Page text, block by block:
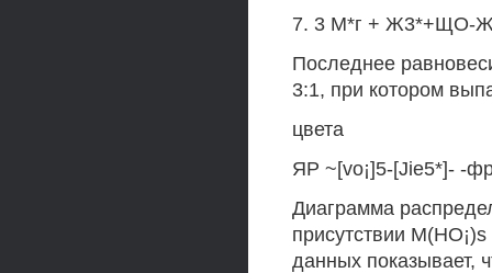
7. 3 М*г + Ж3*+ЩО-
Последнее
3:1, при котором
цвета
ЯР ~[vo¡]5-[Jie5*]- -
Диаграмма
присутствии
данных показывает,